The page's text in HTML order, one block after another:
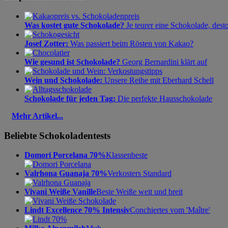
Was kostet gute Schokolade? Je teurer eine Schokolade,
Josef Zotter: Was passiert beim Rösten von Kakao?
Wie gesund ist Schokolade? Georg Bernardini klärt auf
Wein und Schokolade: Unsere Reihe mit Eberhard Schell
Schokolade für jeden Tag: Die perfekte Hausschokolade
Mehr Artikel...
Beliebte Schokoladentests
Domori Porcelana 70%Klassenbeste
Valrhona Guanaja 70%Verkosters Standard
Vivani Weiße VanilleBeste Weiße weit und breit
Lindt Excellence 70% IntensivConchiertes vom 'Maître'